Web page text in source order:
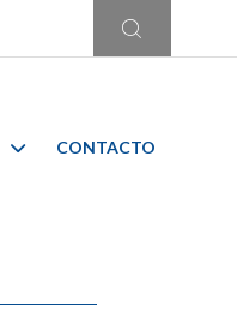
CONTACTO